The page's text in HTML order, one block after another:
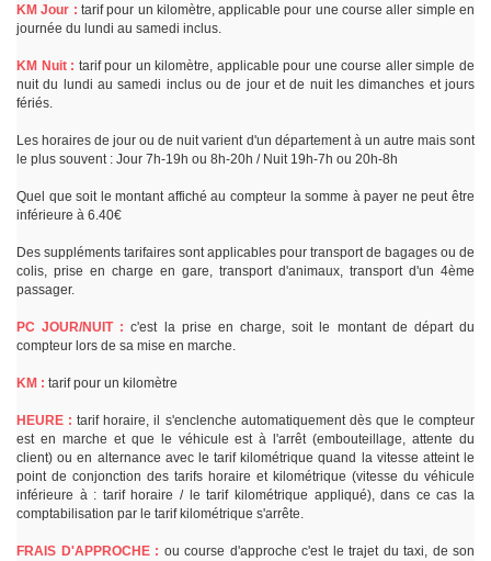
KM Jour : tarif pour un kilomètre, applicable pour une course aller simple en
journée du lundi au samedi inclus.
KM Nuit : tarif pour un kilomètre, applicable pour une course aller simple de
nuit du lundi au samedi inclus ou de jour et de nuit les dimanches et jours
fériés.
Les horaires de jour ou de nuit varient d'un département à un autre mais sont
le plus souvent : Jour 7h-19h ou 8h-20h / Nuit 19h-7h ou 20h-8h
Quel que soit le montant affiché au compteur la somme à payer ne peut être
inférieure à 6.40€
Des suppléments tarifaires sont applicables pour transport de bagages ou de
colis, prise en charge en gare, transport d'animaux, transport d'un 4ème
passager.
PC JOUR/NUIT : c'est la prise en charge, soit le montant de départ du
compteur lors de sa mise en marche.
KM : tarif pour un kilomètre
HEURE : tarif horaire, il s'enclenche automatiquement dès que le compteur
est en marche et que le véhicule est à l'arrêt (embouteillage, attente du
client) ou en alternance avec le tarif kilométrique quand la vitesse atteint le
point de conjonction des tarifs horaire et kilométrique (vitesse du véhicule
inférieure à : tarif horaire / le tarif kilométrique appliqué), dans ce cas la
comptabilisation par le tarif kilométrique s'arrête.
FRAIS D'APPROCHE : ou course d'approche c'est le trajet du taxi, de son